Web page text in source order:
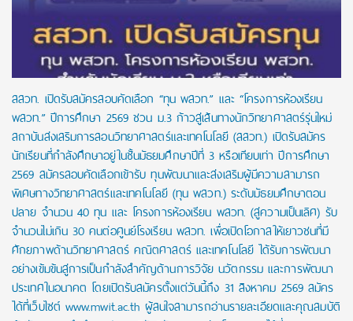
สสวท. เปิดรับสมัครสอบคัดเลือก “ทุน พสวท.” และ “โครงการห้องเรียน
พสวท.” ปีการศึกษา 2569 ชวน ม.3 ก้าวสู่เส้นทางนักวิทยาศาสตร์รุ่นใหม่
สถาบันส่งเสริมการสอนวิทยาศาสตร์และเทคโนโลยี (สสวท.) เปิดรับสมัคร
นักเรียนที่กำลังศึกษาอยู่ในชั้นมัธยมศึกษาปีที่ 3 หรือเทียบเท่า ปีการศึกษา
2569 สมัครสอบคัดเลือกเข้ารับ ทุนพัฒนาและส่งเสริมผู้มีความสามารถ
พิเศษทางวิทยาศาสตร์และเทคโนโลยี (ทุน พสวท.) ระดับมัธยมศึกษาตอน
ปลาย จำนวน 40 ทุน และ โครงการห้องเรียน พสวท. (สู่ความเป็นเลิศ) รับ
จำนวนไม่เกิน 30 คนต่อศูนย์โรงเรียน พสวท. เพื่อเปิดโอกาสให้เยาวชนที่มี
ศักยภาพด้านวิทยาศาสตร์ คณิตศาสตร์ และเทคโนโลยี ได้รับการพัฒนา
อย่างเข้มข้นสู่การเป็นกำลังสำคัญด้านการวิจัย นวัตกรรม และการพัฒนา
ประเทศในอนาคต โดยเปิดรับสมัครตั้งแต่วันนี้ถึง 31 สิงหาคม 2569 สมัคร
ได้ที่เว็บไซต์ www.mwit.ac.th ผู้สนใจสามารถอ่านรายละเอียดและคุณสมบัติ